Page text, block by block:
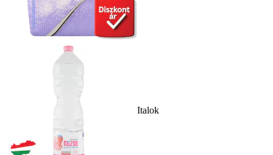
Italok